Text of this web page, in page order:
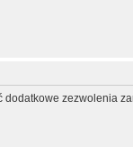
zezwolenia